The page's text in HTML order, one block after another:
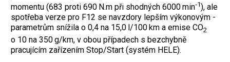
momentu (683 proti 690 N.m při shodných 6000 min‑1), ale
spotřeba verze pro F12 se navzdory lepším výkonovým ­
parametrům snížila o 0,4 na 15,0 l/100 km a emise CO2
o 10 na 350 g/km, v obou případech s bezchybně
pracujícím zařízením Stop/Start (systém HELE).